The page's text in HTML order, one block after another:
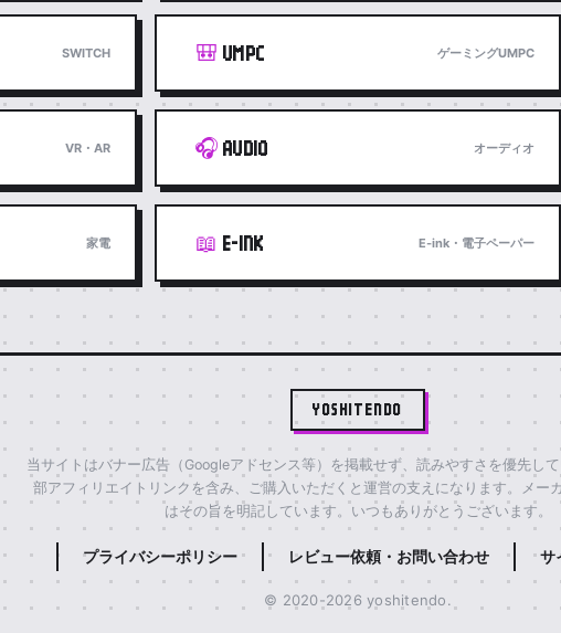
SWITCH 🎒 UMPC ゲーミングUMPC
VR・AR 🎧 AUDIO オーディオ
家電 📖 E-INK E-ink・電子ペーパー
YOSHITENDO
当サイトはバナー広告（Googleアドセンス等）を掲載せず、読みやすさを優先し
部アフィリエイトリンクを含み、ご購入いただくと運営の支えになります。メー
はその旨を明記しています。いつもありがとうございます。
プライバシーポリシー レビュー依頼・お問い合わせ サ
© 2020-2026 yoshitendo.